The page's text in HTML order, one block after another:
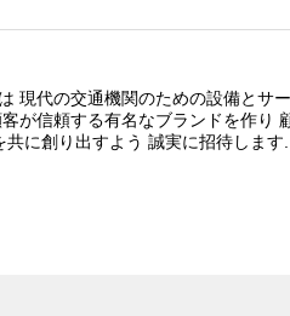
現代の交通機関のための設備とサ
が信頼する有名なブランドを作り
に創り出すよう 誠実に招待します.